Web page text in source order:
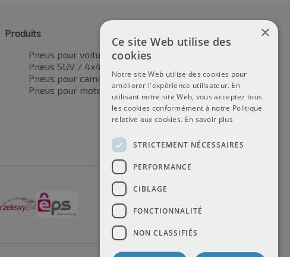
Produits
Pneus pour voitures
Pneus SUV / 4x4
Pneus pour camionnettes
Pneus pour motos
×
Ce site Web utilise des
cookies
Notre site Web utilise des cookies pour
améliorer l'expérience utilisateur. En
utilisant notre site Web, vous acceptez tous
les cookies conformément à notre Politique
relative aux cookies. En savoir plus
STRICTEMENT NÉCESSAIRES
PERFORMANCE
CIBLAGE
FONCTIONNALITÉ
NON CLASSIFIÉS